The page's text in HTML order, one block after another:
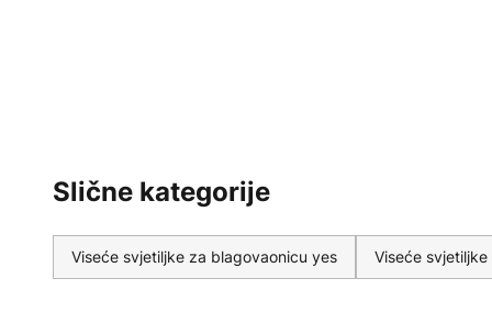
Slične kategorije
Viseće svjetiljke za blagovaonicu yes Viseće